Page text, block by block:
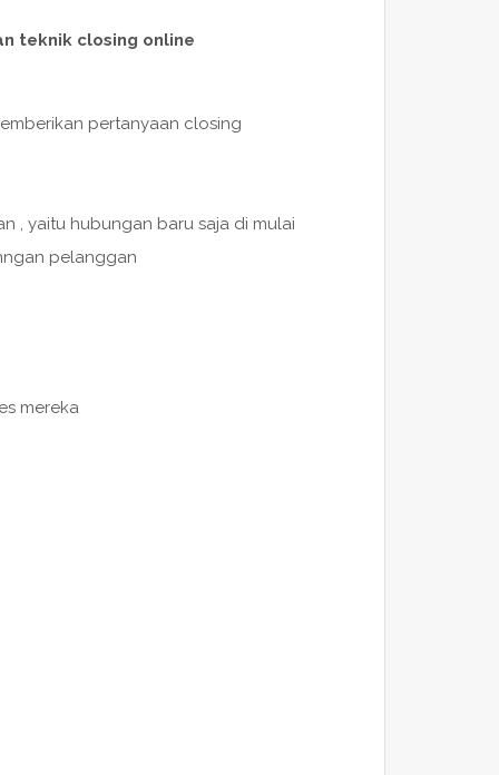
teknik closing online
pertanyaan closing
, yaitu hubungan baru saja di mulai
pelanggan
mereka